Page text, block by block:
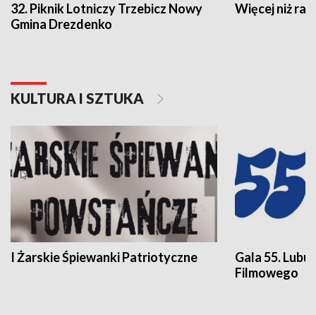
32. Piknik Lotniczy Trzebicz Nowy
Gmina Drezdenko
Więcej niż rajd
KULTURA I SZTUKA
I Żarskie Śpiewanki Patriotyczne
Gala 55.
Filmowego